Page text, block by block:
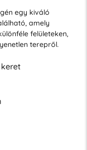
egy kiváló
amely
felületeken,
terepről.